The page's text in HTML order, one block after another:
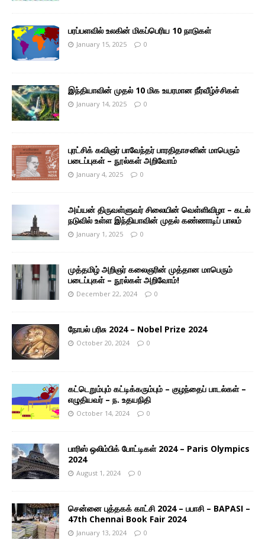
பரப்பளவில் உலகின் மிகப்பெரிய 10 நாடுகள்
January 15, 2025 0
இந்தியாவின் முதல் 10 மிக உயரமான நீர்வீழ்ச்சிகள்
January 14, 2025 0
புரட்சிக் கவிஞர் பாவேந்தர் பாரதிதாசனின் மாபெரும்
படைப்புகள் – நூல்கள் அறிவோம்
January 4, 2025 0
அய்யன் திருவள்ளுவர் சிலையின் வெள்ளிவிழா – கடல்
நடுவில் உள்ள இந்தியாவின் முதல் கண்ணாடிப் பாலம்
January 1, 2025 0
முத்தமிழ் அறிஞர் கலைஞரின் முத்தான மாபெரும்
படைப்புகள் – நூல்கள் அறிவோம்!
December 22, 2024 0
நோபல் பரிசு 2024 – Nobel Prize 2024
October 20, 2024 0
கட்டெறும்பும் கட்டிக்கரும்பும் – குழந்தைப் பாடல்கள் –
எழுதியவர் – ந. உதயநிதி
October 14, 2024 0
பாரிஸ் ஒலிம்பிக் போட்டிகள் 2024 – Paris Olympics
2024
August 1, 2024 0
சென்னை புத்தகக் காட்சி 2024 – பபாசி – BAPASI –
47th Chennai Book Fair 2024
January 13, 2024 0